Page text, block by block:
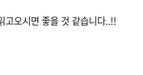
고오시면 좋을 것 같습니다..!!